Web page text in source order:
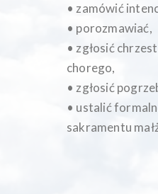
• zamówić
• porozmawiać,
• zgłosić
chorego,
• zgłosić
• ustalić
sakramentu